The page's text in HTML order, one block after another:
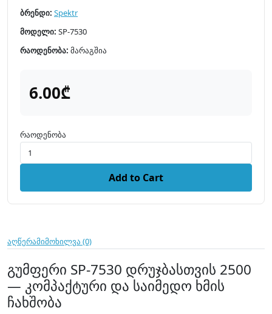
ბრენდი: Spektr
მოდელი: SP-7530
რაოდენობა: მარაგშია
6.00₾
რაოდენობა
Add to Cart
აღწერამიმოხილვა (0)
გუმფერი SP-7530 დრუჯბასთვის 2500
— კომპაქტური და საიმედო ხმის
ჩახშობა